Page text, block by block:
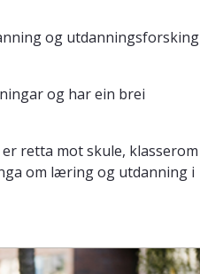
og utdanningsforsking
og har ein brei
retta mot skule, klasserom
om læring og utdanning i